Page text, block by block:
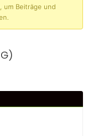
, um Beiträge und